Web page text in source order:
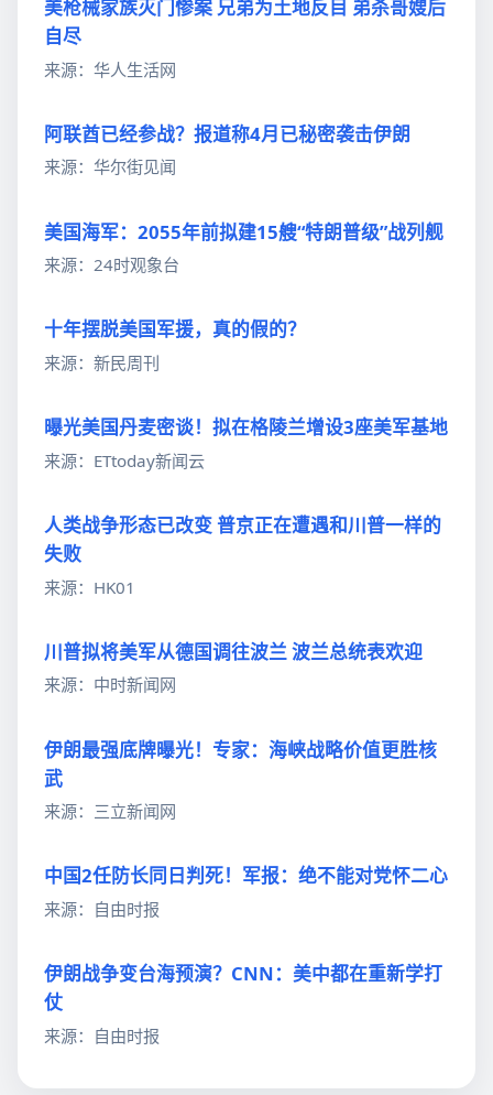
美枪械家族灭门惨案 兄弟为土地反目 弟杀哥嫂后
自尽
来源：华人生活网
阿联酋已经参战？报道称4月已秘密袭击伊朗
来源：华尔街见闻
美国海军：2055年前拟建15艘“特朗普级”战列舰
来源：24时观象台
十年摆脱美国军援，真的假的？
来源：新民周刊
曝光美国丹麦密谈！拟在格陵兰增设3座美军基地
来源：ETtoday新闻云
人类战争形态已改变 普京正在遭遇和川普一样的
失败
来源：HK01
川普拟将美军从德国调往波兰 波兰总统表欢迎
来源：中时新闻网
伊朗最强底牌曝光！专家：海峡战略价值更胜核
武
来源：三立新闻网
中国2任防长同日判死！军报：绝不能对党怀二心
来源：自由时报
伊朗战争变台海预演？CNN：美中都在重新学打
仗
来源：自由时报